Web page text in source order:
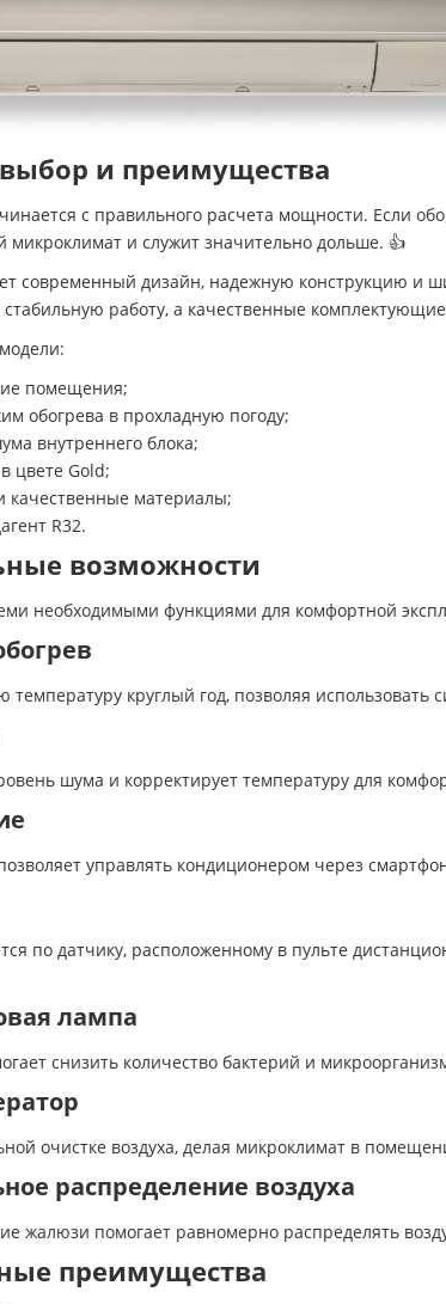
и преимущества
с правильного расчета мощности. Если
микроклимат и служит значительно дольше. 👍
современный дизайн, надежную конструкцию и
работу, а качественные
помещения;
обогрева в прохладную погоду;
внутреннего блока;
цвете Gold;
качественные материалы;
R32.
возможности
необходимыми функциями для комфортной
круглый год, позволяя использовать
шума и корректирует температуру для
управлять кондиционером через
по датчику, расположенному в пульте
лампа
снизить количество бактерий и
очистке воздуха, делая микроклимат в
распределение воздуха
жалюзи помогает равномерно распределять
преимущества